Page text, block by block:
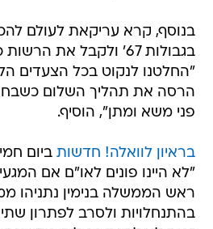
בנוסף, קרא עריקאת לעולם
בגבולות 67' ולקבל את
"החלטנו לנקוט בכל הצעדים
הרסה את תהליך השלום
פני משא ומתן", הוסיף.
בראיון לוואלה! חדשות ביום
"לא היינו פונים לאו"ם אם
ראש הממשלה בנימין נתניהו
בהתנחלויות ולסרב לפתרון שתי